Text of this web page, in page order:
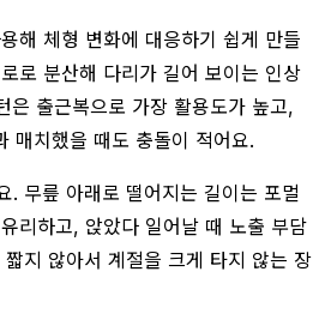
해 체형 변화에 대응하기 쉽게 만들
로 분산해 다리가 길어 보이는 인상
은 출근복으로 가장 활용도가 높고,
매치했을 때도 충돌이 적어요.
. 무릎 아래로 떨어지는 길이는 포멀
리하고, 앉았다 일어날 때 노출 부담
지 않아서 계절을 크게 타지 않는 장